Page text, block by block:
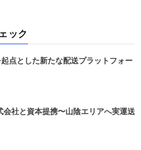
ック
点とした新たな配送プラットフォー
社と資本提携〜山陰エリアへ実運送